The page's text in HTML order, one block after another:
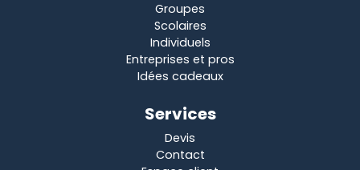
Groupes
Scolaires
Individuels
Entreprises et pros
Idées cadeaux
Services
Devis
Contact